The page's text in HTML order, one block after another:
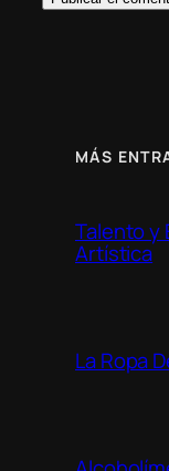
MÁS
Talento y
Artística
La Ropa